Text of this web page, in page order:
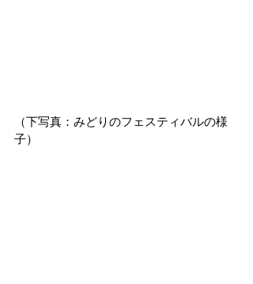
（下写真：みどりのフェスティバルの様
子）